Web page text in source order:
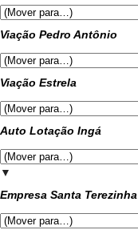
Viação Pedro Antônio
Viação Estrela
Auto Lotação Ingá
▼
Empresa Santa Terezinha